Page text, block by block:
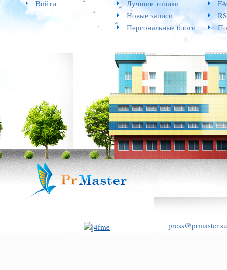
Войти
Лучшие топики
Новые записи
Персональные блоги
press@prmaster.su